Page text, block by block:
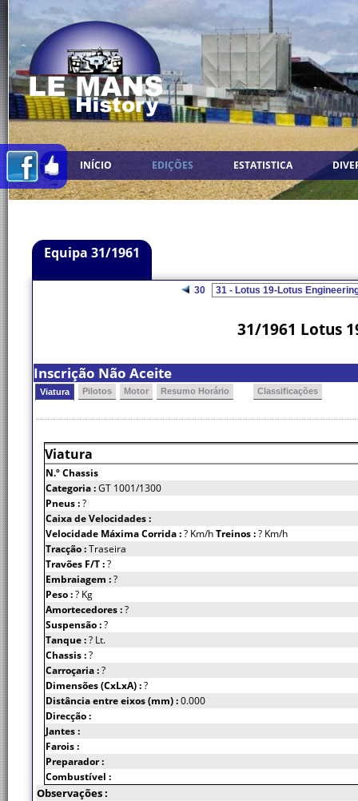
INÍCIO EDIÇÕES ESTATISTICA
Equipa 31/1961
30
31/1961 Lotus
Inscrição Não Aceite
Viatura Pilotos Motor Resumo Horário Classificações
Viatura
N.º Chassis
Categoria :GT 1001/1300
Pneus :?
Caixa de Velocidades :
Velocidade Máxima Corrida :? Km/hTreinos :? Km/h
Tracção :Traseira
Travões F/T :?
Embraiagem :?
Peso :? Kg
Amortecedores :?
Suspensão :?
Tanque :? Lt.
Chassis :?
Carroçaria :?
Dimensões (CxLxA) :?
Distância entre eixos (mm) :0.000
Direcção :
Jantes :
Farois :
Preparador :
Combustível :
Observações :